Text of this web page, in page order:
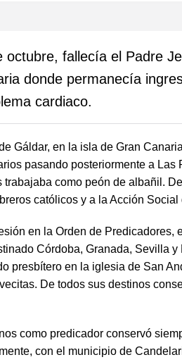
octubre, fallecía el Padre
donde permanecía
cardiaco.
Gáldar, en la isla de Gran
pasando posteriormente a Las
como peón de albañil.
católicos y a la Acción Social
en la Orden de Predicadores,
Córdoba, Granada, Sevilla y
presbítero en la iglesia de San
De todos sus destinos
como predicador conservó
con el municipio de